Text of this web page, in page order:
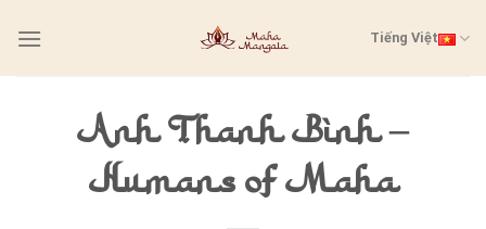
Tiếng Việt
Anh Thanh Bình –
Humans of Maha